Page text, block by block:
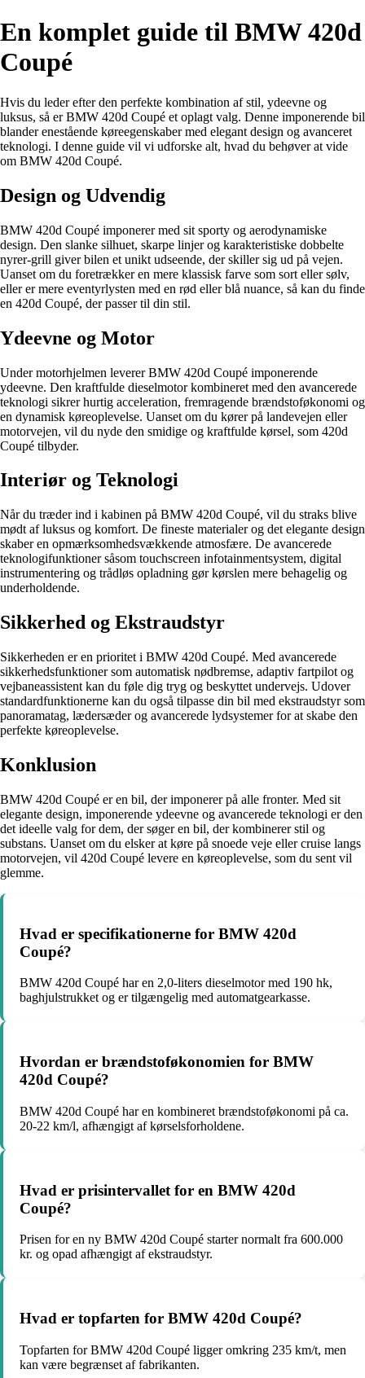
En komplet guide til BMW 420d
Coupé
Hvis du leder efter den perfekte kombination af stil, ydeevne og
luksus, så er BMW 420d Coupé et oplagt valg. Denne imponerende bil
blander enestående køreegenskaber med elegant design og avanceret
teknologi. I denne guide vil vi udforske alt, hvad du behøver at vide
om BMW 420d Coupé.
Design og Udvendig
BMW 420d Coupé imponerer med sit sporty og aerodynamiske
design. Den slanke silhuet, skarpe linjer og karakteristiske dobbelte
nyrer-grill giver bilen et unikt udseende, der skiller sig ud på vejen.
Uanset om du foretrækker en mere klassisk farve som sort eller sølv,
eller er mere eventyrlysten med en rød eller blå nuance, så kan du finde
en 420d Coupé, der passer til din stil.
Ydeevne og Motor
Under motorhjelmen leverer BMW 420d Coupé imponerende
ydeevne. Den kraftfulde dieselmotor kombineret med den avancerede
teknologi sikrer hurtig acceleration, fremragende brændstoføkonomi og
en dynamisk køreoplevelse. Uanset om du kører på landevejen eller
motorvejen, vil du nyde den smidige og kraftfulde kørsel, som 420d
Coupé tilbyder.
Interiør og Teknologi
Når du træder ind i kabinen på BMW 420d Coupé, vil du straks blive
mødt af luksus og komfort. De fineste materialer og det elegante design
skaber en opmærksomhedsvækkende atmosfære. De avancerede
teknologifunktioner såsom touchscreen infotainmentsystem, digital
instrumentering og trådløs opladning gør kørslen mere behagelig og
underholdende.
Sikkerhed og Ekstraudstyr
Sikkerheden er en prioritet i BMW 420d Coupé. Med avancerede
sikkerhedsfunktioner som automatisk nødbremse, adaptiv fartpilot og
vejbaneassistent kan du føle dig tryg og beskyttet undervejs. Udover
standardfunktionerne kan du også tilpasse din bil med ekstraudstyr som
panoramatag, lædersæder og avancerede lydsystemer for at skabe den
perfekte køreoplevelse.
Konklusion
BMW 420d Coupé er en bil, der imponerer på alle fronter. Med sit
elegante design, imponerende ydeevne og avancerede teknologi er den
det ideelle valg for dem, der søger en bil, der kombinerer stil og
substans. Uanset om du elsker at køre på snoede veje eller cruise langs
motorvejen, vil 420d Coupé levere en køreoplevelse, som du sent vil
glemme.
Hvad er specifikationerne for BMW 420d
Coupé?
BMW 420d Coupé har en 2,0-liters dieselmotor med 190 hk,
baghjulstrukket og er tilgængelig med automatgearkasse.
Hvordan er brændstoføkonomien for BMW
420d Coupé?
BMW 420d Coupé har en kombineret brændstoføkonomi på ca.
20-22 km/l, afhængigt af kørselsforholdene.
Hvad er prisintervallet for en BMW 420d
Coupé?
Prisen for en ny BMW 420d Coupé starter normalt fra 600.000
kr. og opad afhængigt af ekstraudstyr.
Hvad er topfarten for BMW 420d Coupé?
Topfarten for BMW 420d Coupé ligger omkring 235 km/t, men
kan være begrænset af fabrikanten.